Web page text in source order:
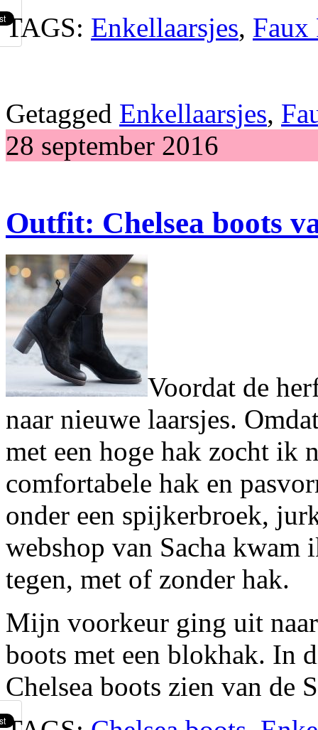
TAGS: Enkellaarsjes, Faux
Getagged Enkellaarsjes,
28 september 2016
Outfit: Chelsea boots
Voordat de
naar nieuwe laarsjes.
met een hoge hak zocht ik
comfortabele hak en
onder een spijkerbroek,
webshop van Sacha kwam
tegen, met of zonder hak.
Mijn voorkeur ging uit
boots met een blokhak. In
Chelsea boots zien van de